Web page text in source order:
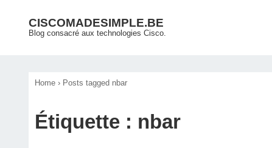
CISCOMADESIMPLE.BE
Blog consacré aux technologies Cisco.
Home › Posts tagged nbar
Étiquette : nbar